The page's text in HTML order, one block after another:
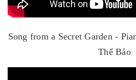
Song from a Secret Garden -
Thế Bảo